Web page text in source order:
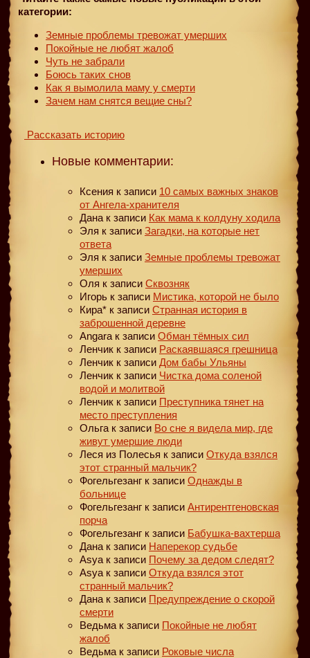
категории:
Земные проблемы тревожат умерших
Покойные не любят жалоб
Чуть не забрали
Боюсь таких снов
Как я вымолила маму у смерти
Зачем нам снятся вещие сны?
Рассказать историю
Новые комментарии:
Ксения к записи 10 самых важных знаков
от Ангела-хранителя
Дана к записи Как мама к колдуну ходила
Эля к записи Загадки, на которые нет
ответа
Эля к записи Земные проблемы тревожат
умерших
Оля к записи Сквозняк
Игорь к записи Мистика, которой не было
Кира* к записи Странная история в
заброшенной деревне
Angara к записи Обман тёмных сил
Ленчик к записи Раскаявшаяся грешница
Ленчик к записи Дом бабы Ульяны
Ленчик к записи Чистка дома соленой
водой и молитвой
Ленчик к записи Преступника тянет на
место преступления
Ольга к записи Во сне я видела мир, где
живут умершие люди
Леся из Полесья к записи Откуда взялся
этот странный мальчик?
Фогельгезанг к записи Однажды в
больнице
Фогельгезанг к записи Антирентгеновская
порча
Фогельгезанг к записи Бабушка-вахтерша
Дана к записи Наперекор судьбе
Asya к записи Почему за дедом следят?
Asya к записи Откуда взялся этот
странный мальчик?
Дана к записи Предупреждение о скорой
смерти
Ведьма к записи Покойные не любят
жалоб
Ведьма к записи Роковые числа